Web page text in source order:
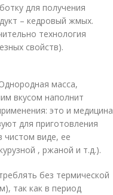
для получения
– кедровый жмых.
технология
свойств).
масса,
вкусом наполнит
это и медицина
для приготовления
чистом виде, ее
, ржаной и т.д.).
без термической
так как в период